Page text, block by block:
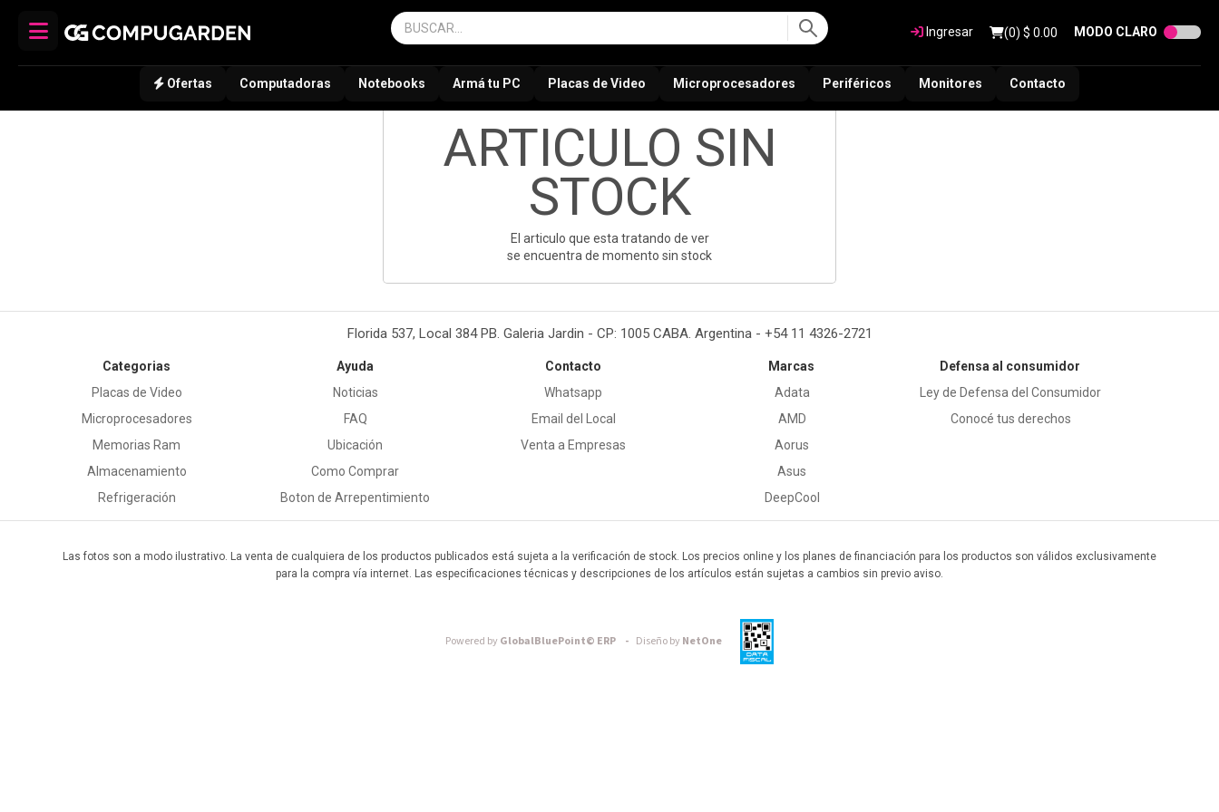
Ingresar (0) $ 0.00 MODO CLARO
Ofertas Computadoras Notebooks Armá tu PC Placas de Video Microprocesadores Periféricos Monitores Contacto
ARTICULO SIN
STOCK
El articulo que esta tratando de ver
se encuentra de momento sin stock
Florida 537, Local 384 PB. Galeria Jardin - CP: 1005 CABA. Argentina - +54 11 4326-2721
Categorias
Placas de Video
Microprocesadores
Memorias Ram
Almacenamiento
Refrigeración
Ayuda
Noticias
FAQ
Ubicación
Como Comprar
Boton de Arrepentimiento
Contacto
Whatsapp
Email del Local
Venta a Empresas
Marcas
Adata
AMD
Aorus
Asus
DeepCool
Defensa al consumidor
Ley de Defensa del Consumidor
Conocé tus derechos
Las fotos son a modo ilustrativo. La venta de cualquiera de los productos publicados está sujeta a la verificación de stock. Los precios online y los planes de financiación para los productos son válidos exclusivamente
para la compra vía internet. Las especificaciones técnicas y descripciones de los artículos están sujetas a cambios sin previo aviso.
Powered byGlobalBluePoint© ERP - Diseño byNetOne